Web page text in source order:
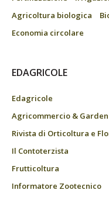
Agricoltura biologica
Economia circolare
EDAGRICOLE
Edagricole
Agricommercio &
Rivista di Orticoltura e
Il Contoterzista
Frutticoltura
Informatore Zootecnico